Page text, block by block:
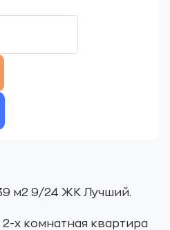
м2 9/24 ЖК Лучший.
х комнатная квартира